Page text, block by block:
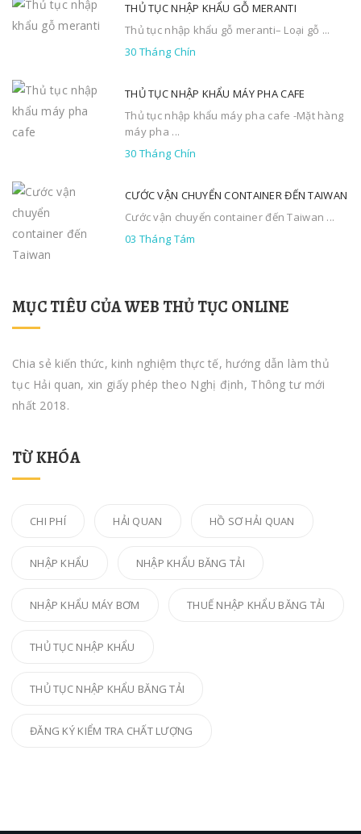
THỦ TỤC NHẬP KHẨU GỖ MERANTI
Thủ tục nhập khẩu gỗ meranti– Loại gỗ ...
30 Tháng Chín
THỦ TỤC NHẬP KHẨU MÁY PHA CAFE
Thủ tục nhập khẩu máy pha cafe -Mặt hàng
máy pha ...
30 Tháng Chín
CƯỚC VẬN CHUYỂN CONTAINER ĐẾN TAIWAN
Cước vận chuyển container đến Taiwan ...
03 Tháng Tám
MỤC TIÊU CỦA WEB THỦ TỤC ONLINE
Chia sẻ kiến thức, kinh nghiệm thực tế, hướng dẫn làm thủ
tục Hải quan, xin giấy phép theo Nghị định, Thông tư mới
nhất 2018.
TỪ KHÓA
CHI PHÍ HẢI QUAN HỒ SƠ HẢI QUAN
NHẬP KHẨU NHẬP KHẨU BĂNG TẢI
NHẬP KHẨU MÁY BƠM THUẾ NHẬP KHẨU BĂNG TẢI
THỦ TỤC NHẬP KHẨU
THỦ TỤC NHẬP KHẨU BĂNG TẢI
ĐĂNG KÝ KIỂM TRA CHẤT LƯỢNG